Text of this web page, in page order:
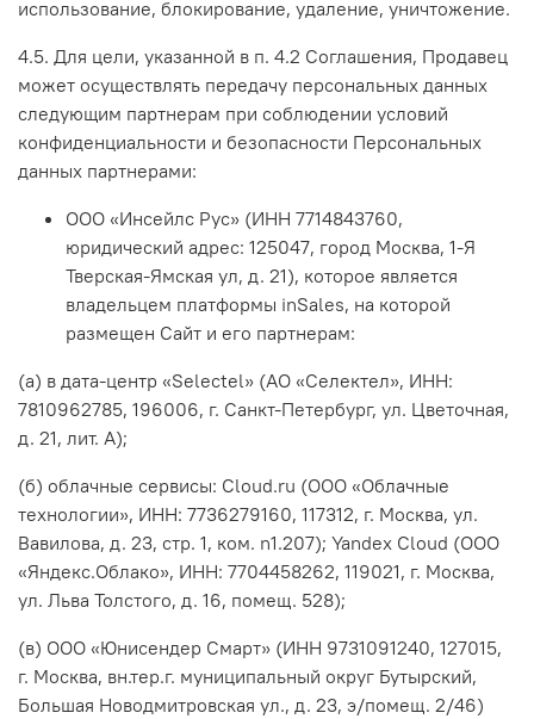
использование, блокирование, удаление, уничтожение.
4.5. Для цели, указанной в п. 4.2 Соглашения, Продавец
может осуществлять передачу персональных данных
следующим партнерам при соблюдении условий
конфиденциальности и безопасности Персональных
данных партнерами:
ООО «Инсейлс Рус» (ИНН 7714843760,
юридический адрес: 125047, город Москва, 1-Я
Тверская-Ямская ул, д. 21), которое является
владельцем платформы inSales, на которой
размещен Сайт и его партнерам:
(а) в дата-центр «Selectel» (АО «Селектел», ИНН:
7810962785, 196006, г. Санкт-Петербург, ул. Цветочная,
д. 21, лит. А);
(б) облачные сервисы: Cloud.ru (ООО «Облачные
технологии», ИНН: 7736279160, 117312, г. Москва, ул.
Вавилова, д. 23, стр. 1, ком. n1.207); Yandex Cloud (ООО
«Яндекс.Облако», ИНН: 7704458262, 119021, г. Москва,
ул. Льва Толстого, д. 16, помещ. 528);
(в) ООО «Юнисендер Смарт» (ИНН 9731091240, 127015,
г. Москва, вн.тер.г. муниципальный округ Бутырский,
Большая Новодмитровская ул., д. 23, э/помещ. 2/46)